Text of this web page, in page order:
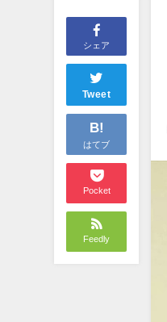
シェア
Tweet
B!
はてブ
Pocket
Feedly